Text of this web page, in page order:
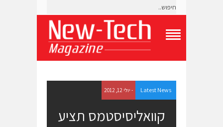
g
l
e
N
Latest News - יולי 12, 2012
קוואליסיסטמס תציע